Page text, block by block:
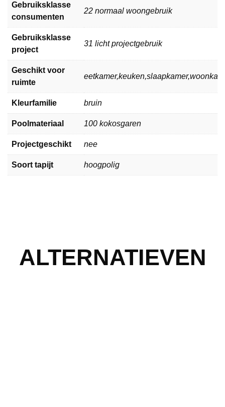
Gebruiksklasse
consumenten
22 normaal woongebruik
Gebruiksklasse
project
31 licht projectgebruik
Geschikt voor
ruimte
Kleurfamilie bruin
Poolmateriaal 100 kokosgaren
Projectgeschikt nee
Soort tapijt hoogpolig
ALTERNATIEVEN